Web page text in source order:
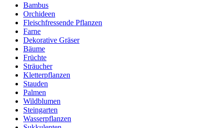
Bambus
Orchideen
Fleischfressende Pflanzen
Farne
Dekorative Gräser
Bäume
Früchte
Sträucher
Kletterpflanzen
Stauden
Palmen
Wildblumen
Steingarten
Wasserpflanzen